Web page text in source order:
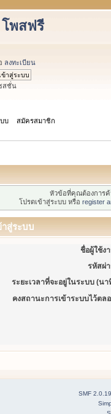
โพสฟรี
ลงทะเบียน
สชั่น
บ สมัครสมาชิก
หัวข้อที่คุณต้องการ
โปรดเข้าสู่ระบบ หรือ register
าสู่ระบบ
ชื่อผู้ใช้ง
รหัสผ่
ระยะเวลาที่จะอยู่ในระบบ (นา
คงสถานะการเข้าระบบไว้ตล
SMF 2.0.19